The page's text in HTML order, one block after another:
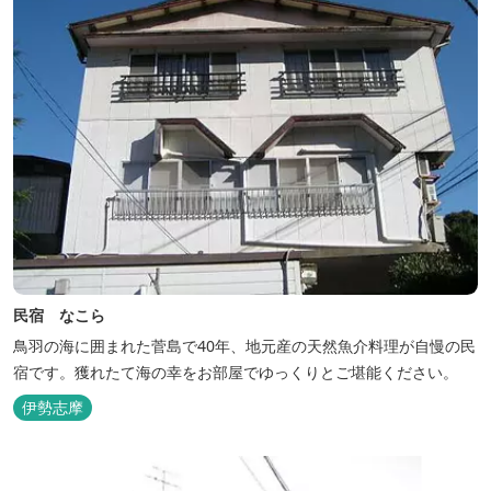
民宿 なこら
鳥羽の海に囲まれた菅島で40年、地元産の天然魚介料理が自慢の民
宿です。獲れたて海の幸をお部屋でゆっくりとご堪能ください。
伊勢志摩